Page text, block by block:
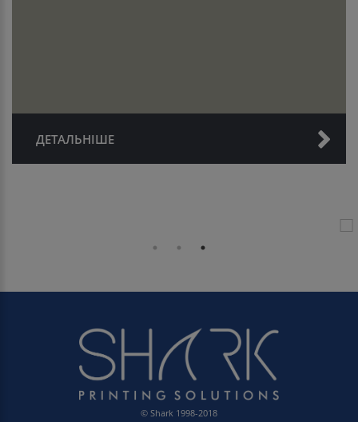
ДЕТАЛЬНІШЕ
© Shark 1998-2018